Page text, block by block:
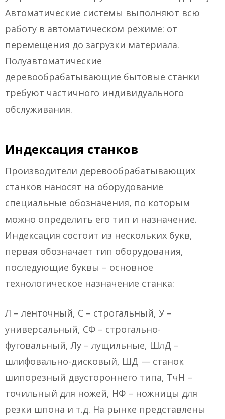
Автоматические системы выполняют всю
работу в автоматическом режиме: от
перемещения до загрузки материала.
Полуавтоматические
деревообрабатывающие бытовые станки
требуют частичного индивидуального
обслуживания.
Индексация станков
Производители деревообрабатывающих
станков наносят на оборудование
специальные обозначения, по которым
можно определить его тип и назначение.
Индексация состоит из нескольких букв,
первая обозначает тип оборудования,
последующие буквы – основное
технологическое назначение станка:
Л – ленточный, С – строгальный, У –
универсальный, СФ – строгально-
фуговальный, Лу – лущильные, ШлД –
шлифовально-дисковый, ШД — станок
шипорезный двустороннего типа, ТчН –
точильный для ножей, НФ – ножницы для
резки шпона и т.д. На рынке представлены